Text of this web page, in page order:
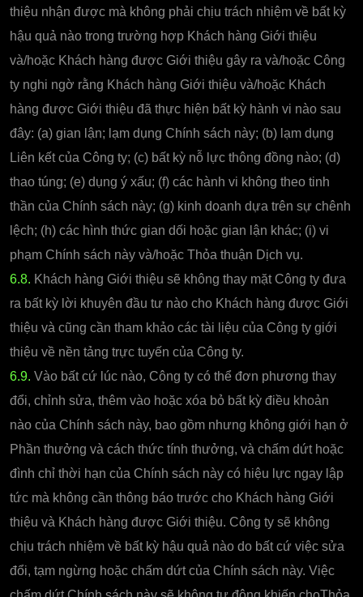
thiệu nhận được mà không phải chịu trách nhiệm về bất kỳ
hậu quả nào trong trường hợp Khách hàng Giới thiệu
và/hoặc Khách hàng được Giới thiệu gây ra và/hoặc Công
ty nghi ngờ rằng Khách hàng Giới thiệu và/hoặc Khách
hàng được Giới thiệu đã thực hiện bất kỳ hành vi nào sau
đây: (a) gian lận; lạm dụng Chính sách này; (b) lạm dụng
Liên kết của Công ty; (c) bất kỳ nỗ lực thông đồng nào; (d)
thao túng; (e) dụng ý xấu; (f) các hành vi không theo tinh
thần của Chính sách này; (g) kinh doanh dựa trên sự chênh
lệch; (h) các hình thức gian dối hoặc gian lận khác; (i) vi
phạm Chính sách này và/hoặc Thỏa thuận Dịch vụ.
6.8. Khách hàng Giới thiệu sẽ không thay mặt Công ty đưa
ra bất kỳ lời khuyên đầu tư nào cho Khách hàng được Giới
thiệu và cũng cần tham khảo các tài liệu của Công ty giới
thiệu về nền tảng trực tuyến của Công ty.
6.9. Vào bất cứ lúc nào, Công ty có thể đơn phương thay
đổi, chỉnh sửa, thêm vào hoặc xóa bỏ bất kỳ điều khoản
nào của Chính sách này, bao gồm nhưng không giới hạn ở
Phần thưởng và cách thức tính thưởng, và chấm dứt hoặc
đình chỉ thời hạn của Chính sách này có hiệu lực ngay lập
tức mà không cần thông báo trước cho Khách hàng Giới
thiệu và Khách hàng được Giới thiệu. Công ty sẽ không
chịu trách nhiệm về bất kỳ hậu quả nào do bất cứ việc sửa
đổi, tạm ngừng hoặc chấm dứt của Chính sách này. Việc